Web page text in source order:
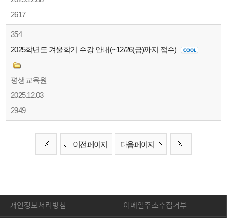
2617
354
2025학년도 겨울학기 수강 안내(~12/26(금)까지 접수)
평생교육원
2025.12.03
2949
이전 페이지 다음 페이지
개인정보처리방침 이메일주소수집거부